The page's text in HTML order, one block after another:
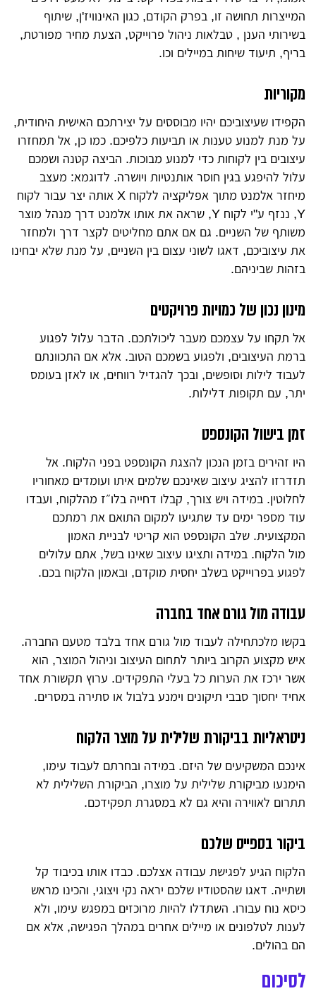
המייצרות תחושה זו, בפרק הקודם, כגון האינוויז'ן, שיתוף
בשירותי הענן , טבלאות ניהול פרוייקט, הצעת מחיר מפורטת,
בריף, תיעוד שיחות במיילים וכו.
מקוריות
הקפידו שעיצוביכם יהיו מבוססים על יצירתכם האישית היחודית,
על מנת למנוע טענות או תביעות כלפיכם. כמו כן, אל תמחזרו
עיצובים בין לקוחות כדי למנוע מבוכות. הביצה קטנה ושמכם
עלול להיפגע בגין חוסר אותנטיות ויושרה. לדוגמא: מעצב
מיחזר אלמנט מתוך אפליקציה ללקוח X אותה יצר עבור לקוח
Y, ננזף ע"י לקוח Y, שראה את אותו אלמנט דרך מנהל מוצר
משותף של השניים. גם אם אתם מחליטים לקצר דרך ולמחזר
את עיצוביכם, דאגו לשוני עצום בין השניים, על מנת שלא יבחינו
בזהות שביניהם.
מינון נכון של כמויות פרויקטים
אל תקחו על עצמכם מעבר ליכולתכם. הדבר עלול לפגוע
ברמת העיצובים, ולפגוע בשמכם הטוב. אלא אם התכוונתם
לעבוד לילות וסופשים, ובכך להגדיל רווחים, או לאזן בעומס
יתר, עם תקופות דלילות.
זמן בישול הקונספט
היו זהירים בזמן הנכון להצגת הקונספט בפני הלקוח. אל
תזדרזו להציג עיצוב שאינכם שלמים איתו ועומדים מאחוריו
לחלוטין. במידה ויש צורך, קבלו דחייה בלו״ז מהלקוח, ועבדו
עוד מספר ימים עד שתגיעו למקום התואם את רמתכם
המקצועית. שלב הקונספט הוא קריטי לבניית האמון
מול הלקוח. במידה ותציגו עיצוב שאינו בשל, אתם עלולים
לפגוע בפרוייקט בשלב יחסית מוקדם, ובאמון הלקוח בכם.
עבודה מול גורם אחד בחברה
בקשו מלכתחילה לעבוד מול גורם אחד בלבד מטעם החברה.
איש מקצוע הקרוב ביותר לתחום העיצוב וניהול המוצר, הוא
אשר ירכז את הערות כל בעלי התפקידים. ערוץ תקשורת אחד
אחיד יחסוך סבבי תיקונים וימנע בלבול או סתירה במסרים.
ניטראליות בביקורת שלילית על מוצר הלקוח
אינכם המשקיעים של היזם. במידה ובחרתם לעבוד עימו,
הימנעו מביקורת שלילית על מוצרו, הביקורת השלילית לא
תתרום לאווירה והיא גם לא במסגרת תפקידכם.
ביקור בספייס שלכם
הלקוח הגיע לפגישת עבודה אצלכם. כבדו אותו בכיבוד קל
ושתייה. דאגו שהסטודיו שלכם יראה נקי ויצוגי, והכינו מראש
כיסא נוח עבורו. השתדלו להיות מרוכזים במפגש עימו, ולא
לענות לטלפונים או מיילים אחרים במהלך הפגישה, אלא אם
הם בהולים.
לסיכום